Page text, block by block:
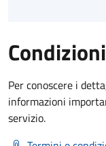
Per conoscere i
informazioni
servizio.